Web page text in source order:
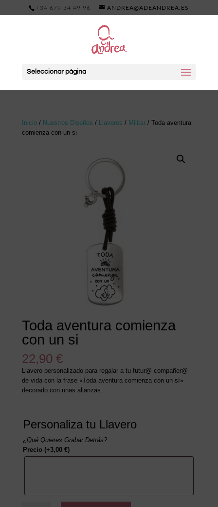
+34 679 34 49 96 ANDREA@ADEANDREA.ES
Seleccionar página
Inicio/ Nuestros Diseños / Llaveros / Militar/ Toda aventura
comienza con un si
Toda aventura comienza
con un si
22,90 €
Llavero personalizado para regalar a tu futur@ compañer@
de vida con la frase «Toda aventura comienza con un sí»
decorado con unas alianzas.
Personaliza tu Llavero
¿Qué Quieres Grabar Detrás?
Precio (+3,00 €)